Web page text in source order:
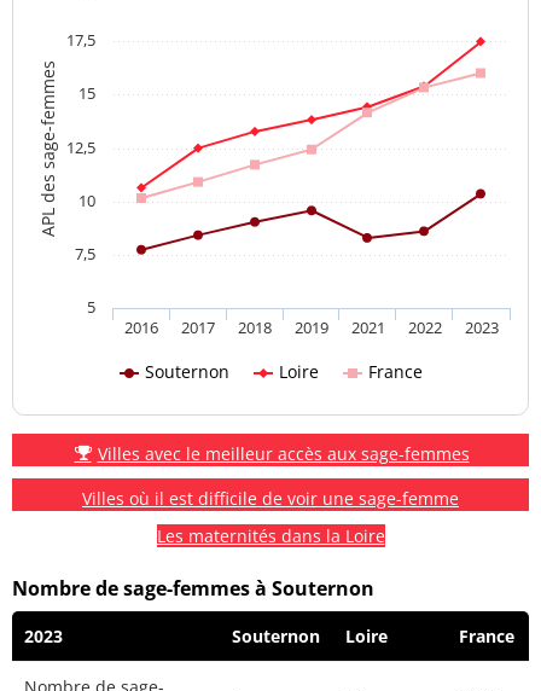
APL des sage-femmes
Souternon Loire France
2016 2017 2018 2019 2021 2022 2023
5
7,5
10
12,5
15
17,5
Villes avec le meilleur accès aux sage-femmes
Villes où il est difficile de voir une sage-femme
Les maternités dans la Loire
Nombre de sage-femmes à Souternon
2023 Souternon Loire France